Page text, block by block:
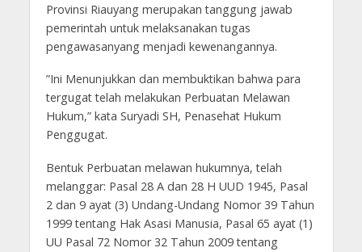
Provinsi Riauyang merupakan tanggung jawab
pemerintah untuk melaksanakan tugas
pengawasanyang menjadi kewenangannya.
”Ini Menunjukkan dan membuktikan bahwa para
tergugat telah melakukan Perbuatan Melawan
Hukum,” kata Suryadi SH, Penasehat Hukum
Penggugat.
Bentuk Perbuatan melawan hukumnya, telah
melanggar: Pasal 28 A dan 28 H UUD 1945, Pasal
2 dan 9 ayat (3) Undang-Undang Nomor 39 Tahun
1999 tentang Hak Asasi Manusia, Pasal 65 ayat (1)
UU Pasal 72 Nomor 32 Tahun 2009 tentang